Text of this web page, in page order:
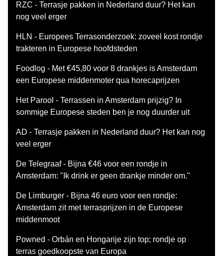
RZC - Terrasje pakken in Nederland duur? Het kan
nog veel erger
HLN - Europees Terrasonderzoek: zoveel kost rondje
trakteren in Europese hoofdsteden
Foodlog - Met €45,80 voor 8 drankjes is Amsterdam
een Europese middenmoter qua horecaprijzen
Het Parool - Terrassen in Amsterdam prijzig? In
sommige Europese steden ben je nog duurder uit
AD - Terrasje pakken in Nederland duur? Het kan nog
veel erger
De Telegraaf - Bijna €46 voor een rondje in
Amsterdam: "Ik drink er geen drankje minder om."
De Limburger - Bijna 46 euro voor een rondje:
Amsterdam zit met terrasprijzen in de Europese
middenmoot
Powned - Orbán en Hongarije zijn top; rondje op
terras goedkoopste van Europa